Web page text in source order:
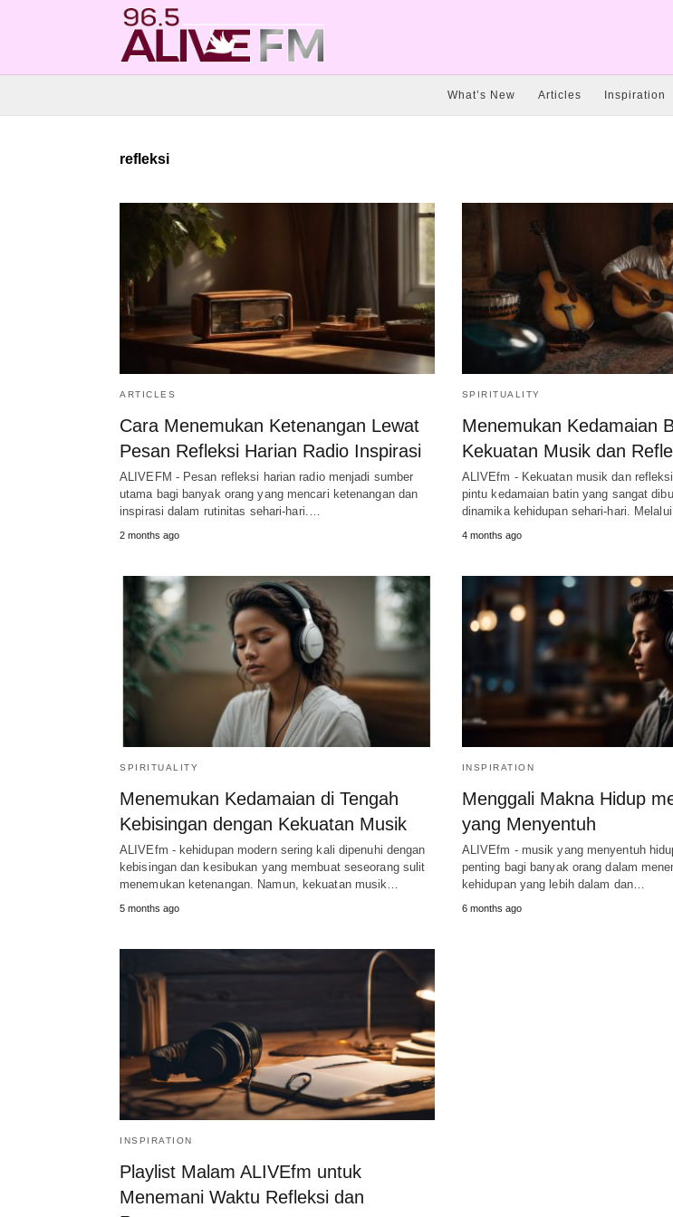
What’s New Articles Inspiration
refleksi
ARTICLES
Cara Menemukan Ketenangan Lewat
Pesan Refleksi Harian Radio Inspirasi
ALIVEFM - Pesan refleksi harian radio menjadi sumber
utama bagi banyak orang yang mencari ketenangan dan
inspirasi dalam rutinitas sehari-hari.…
2 months ago
SPIRITUALITY
Menemukan Kedamaian
Kekuatan Musik dan
ALIVEfm - Kekuatan musik dan
pintu kedamaian batin yang sangat
dinamika kehidupan sehari-hari.
4 months ago
SPIRITUALITY
Menemukan Kedamaian di Tengah
Kebisingan dengan Kekuatan Musik
ALIVEfm - kehidupan modern sering kali dipenuhi dengan
kebisingan dan kesibukan yang membuat seseorang sulit
menemukan ketenangan. Namun, kekuatan musik…
5 months ago
INSPIRATION
Menggali Makna Hidup
yang Menyentuh
ALIVEfm - musik yang menyentuh
penting bagi banyak orang dalam
kehidupan yang lebih dalam dan…
6 months ago
INSPIRATION
Playlist Malam ALIVEfm untuk
Menemani Waktu Refleksi dan